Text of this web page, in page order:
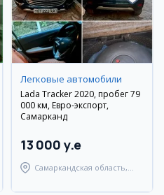
Легковые автомобили
Lada Tracker 2020, пробег 79
000 км, Евро-экспорт,
Самарканд
13 000 y.e
Самаркандская область,